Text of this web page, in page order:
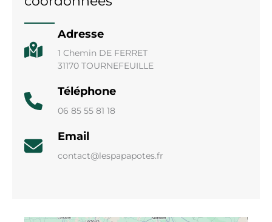
Adresse
1 Chemin DE FERRET
31170 TOURNEFEUILLE
Téléphone
06 85 55 81 18
Email
contact@lespapapotes.fr